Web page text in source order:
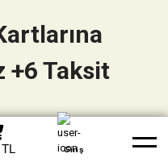
70 Whatsapp Yardım
Giriş
+6 Taksit